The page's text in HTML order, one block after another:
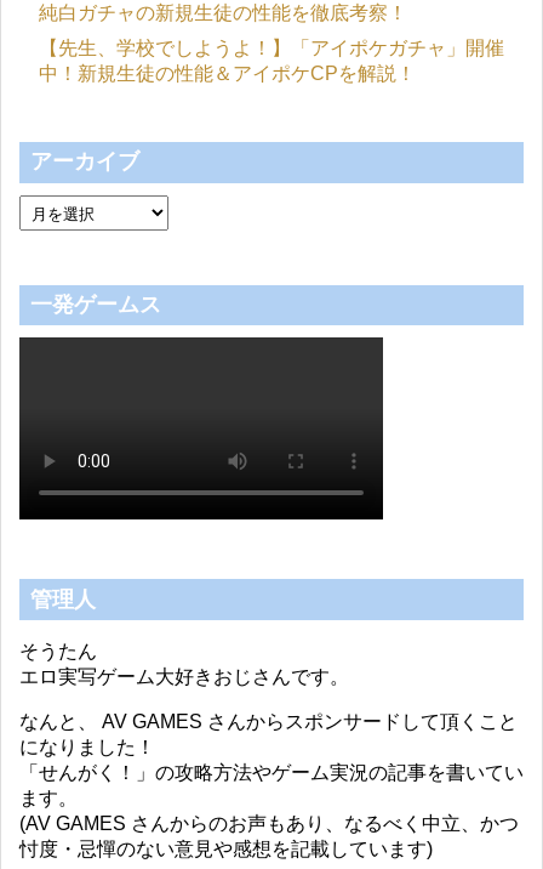
純白ガチャの新規生徒の性能を徹底考察！
【先生、学校でしようよ！】「アイポケガチャ」開催
中！新規生徒の性能＆アイポケCPを解説！
アーカイブ
一発ゲームス
管理人
そうたん
エロ実写ゲーム大好きおじさんです。
なんと、 AV GAMES さんからスポンサードして頂くこと
になりました！
「せんがく！」の攻略方法やゲーム実況の記事を書いてい
ます。
(AV GAMES さんからのお声もあり、なるべく中立、かつ
忖度・忌憚のない意見や感想を記載しています)